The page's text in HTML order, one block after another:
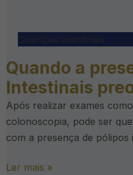
Quando a
Intestinais
Após realizar exames
colonoscopia, pode ser
com a presença de pólipos
Ler mais »